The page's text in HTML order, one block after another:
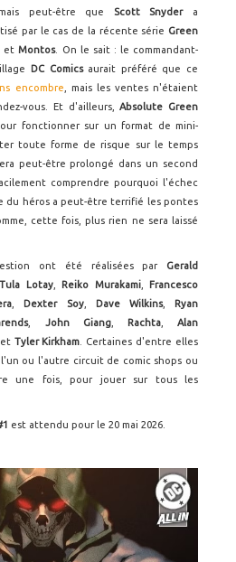
peut-être que Scott Snydera
par le cas de la récente série Green
etMontos. On le sait : le commandant-
DC Comicsaurait préféré que ce
encombre , mais les ventes n'étaient
vous. Et d'ailleurs,Absolute Green
fonctionner sur un format de mini-
toute forme de risque sur le temps
peut-être prolongé dans un second
comprendre pourquoi l'échec
du héros a peut-être terrifié les pontes
cette fois, plus rien ne sera laissé
ont été réalisées par Gerald
Tula Lotay, Reiko Murakami,
Francesco
Dexter Soy, Dave Wilkins,
Ryan
, John Giang, Rachta,Alan
Tyler Kirkham . Certaines d'entre elles
ou l'autre circuit de comic shops ou
une fois, pour jouer sur tous les
est attendu pour le 20 mai 2026.